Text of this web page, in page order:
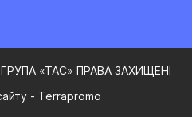
«ТАС» ПРАВА ЗАХИЩЕНІ
- Terrapromo